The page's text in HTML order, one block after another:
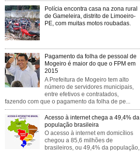
Polícia encontra casa na zona rural
de Gameleira, distrito de Limoeiro-
PE, com muitas motos roubadas.
Pagamento da folha de pessoal de
Mogeiro é maior do que o FPM em
2015
A Prefeitura de Mogeiro tem alto
número de servidores municipais,
entre efetivos e contratados,
fazendo com que o pagamento da folha de pe...
Acesso à internet chega a 49,4% da
população brasileira
O acesso à internet em domicílios
chegou a 85,6 milhões de
brasileiros, ou 49,4% da população,